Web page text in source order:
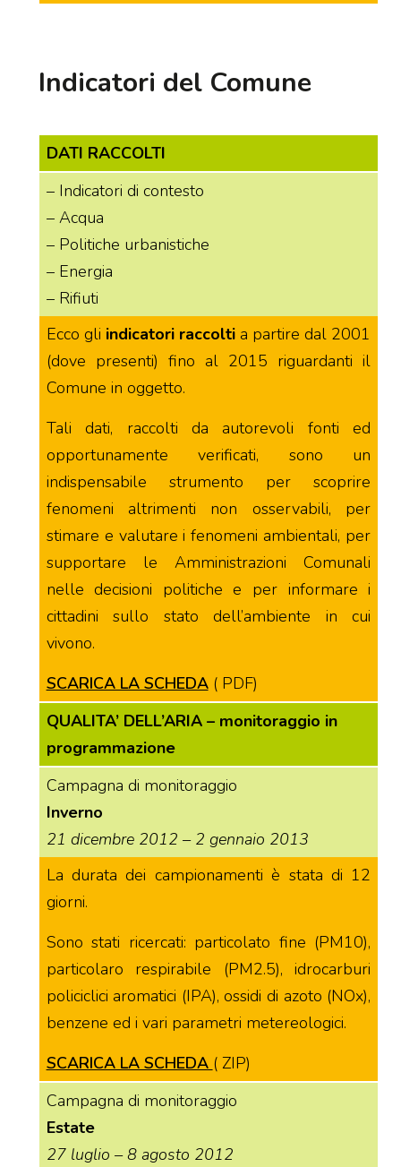
Indicatori del Comune
DATI RACCOLTI
– Indicatori di contesto
– Acqua
– Politiche urbanistiche
– Energia
– Rifiuti
Ecco gli indicatori raccoltia partire dal 2001
(dove presenti) fino al 2015 riguardanti il
Comune in oggetto.
Tali dati, raccolti da autorevoli fonti ed
opportunamente verificati, sono un
indispensabile strumento per scoprire
fenomeni altrimenti non osservabili, per
stimare e valutare i fenomeni ambientali, per
supportare le Amministrazioni Comunali
nelle decisioni politiche e per informare i
cittadini sullo stato dell’ambiente in cui
vivono.
SCARICA LA SCHEDA ( PDF)
QUALITA’ DELL’ARIA – monitoraggio in
programmazione
Campagna di monitoraggio
Inverno
21 dicembre 2012 – 2 gennaio 2013
La durata dei campionamenti è stata di 12
giorni.
Sono stati ricercati: particolato fine (PM10),
particolaro respirabile (PM2.5), idrocarburi
policiclici aromatici (IPA), ossidi di azoto (NOx),
benzene ed i vari parametri metereologici.
SCARICA LA SCHEDA ( ZIP)
Campagna di monitoraggio
Estate
27 luglio – 8 agosto 2012